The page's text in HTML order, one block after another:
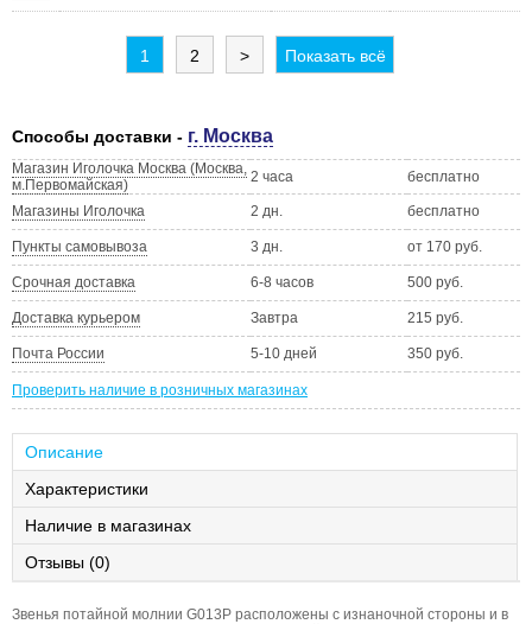
1 2 > Показать всё
Способы доставки - г. Москва
Магазин Иголочка Москва (Москва,
м.Первомайская)
2 часа бесплатно
Магазины Иголочка 2 дн. бесплатно
Пункты самовывоза 3 дн. от 170 руб.
Срочная доставка 6-8 часов 500 руб.
Доставка курьером Завтра 215 руб.
Почта России 5-10 дней 350 руб.
Проверить наличие в розничных магазинах
Описание
Характеристики
Наличие в магазинах
Отзывы (0)
Звенья потайной молнии G013P расположены с изнаночной стороны и в